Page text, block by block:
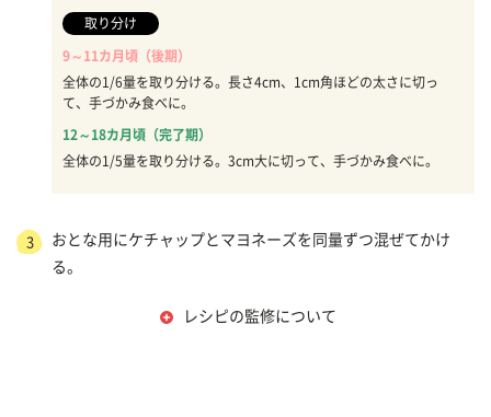
取り分け
9～11カ月頃（後期）
全体の1/6量を取り分ける。長さ4cm、1cm角ほどの太さに切っ
て、手づかみ食べに。
12～18カ月頃（完了期）
全体の1/5量を取り分ける。3cm大に切って、手づかみ食べに。
3
おとな用にケチャップとマヨネーズを同量ずつ混ぜてかけ
る。
レシピの監修について